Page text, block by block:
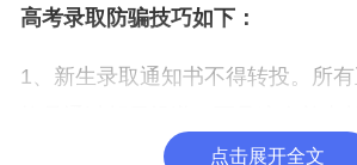
高考录取防骗技巧如下：
1、新生录取通知书不得转投。所
达。考生要出示准考证、身份证等
点击展开全文